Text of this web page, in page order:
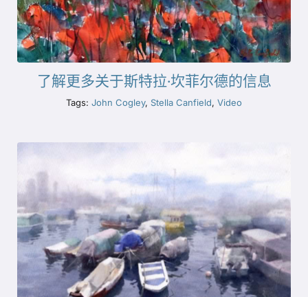
了解更多关于斯特拉·坎菲尔德的信息
Tags: John Cogley, Stella Canfield, Video